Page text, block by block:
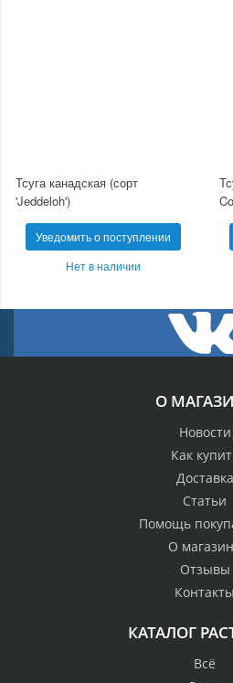
Тсуга канадская (сорт
'Jeddeloh')
Уведомить о поступлении
Нет в наличии
О
Новости
Как
Доставка
Статьи
Помощь
О
Отзывы
Контакты
КАТАЛОГ
Всё